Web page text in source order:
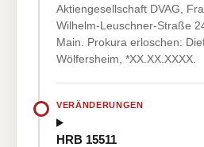
Aktiengesellschaft DVAG,
Wilhelm-Leuschner-Straße
Main. Prokura erloschen:
Wölfersheim, *XX.XX.XXXX.
VERÄNDERUNGEN
HRB 15511